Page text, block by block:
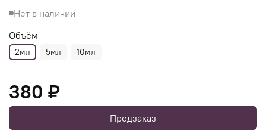
Нет в наличии
Объём
2мл 5мл 10мл
380 ₽
Предзаказ